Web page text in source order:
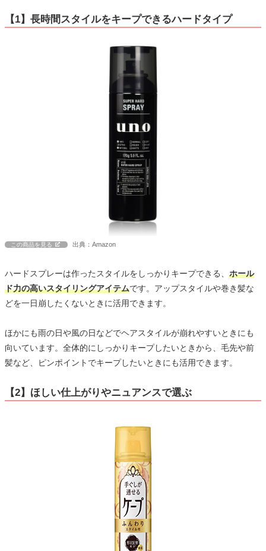
【1】長時間スタイルをキープできるハードタイプ
この商品を見る 出典：Amazon
ハードスプレーは作ったスタイルをしっかりキープできる、 ホール
ド力の高いスタイリングアイテムです。アップスタイルや巻き髪な
どを一日崩したくないときに活用できます。
ほかにも雨の日や風の日などでヘアスタイルが崩れやすいときにも
向いています。全体的にしっかりキープしたいときから、毛先や前
髪など、ピンポイントでキープしたいときにも活用できます。
【2】ほしい仕上がりやニュアンスで選ぶ